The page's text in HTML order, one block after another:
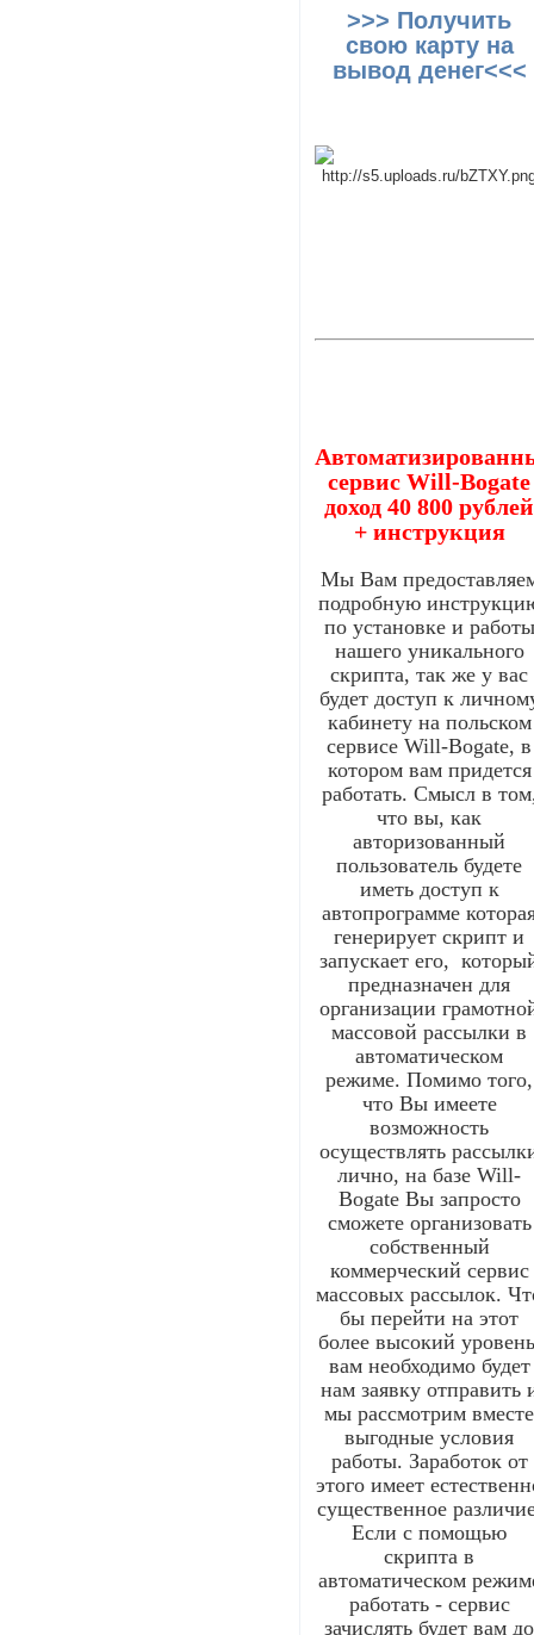
>>> Получить
свою карту на
вывод денег<<<
сервис Will-Bogate
доход 40 800 рублей
+ инструкция
Мы Вам
подробную
по установке и работы
нашего уникального
скрипта, так же у вас
будет доступ к
кабинету на польском
сервисе Will-Bogate, в
котором вам придется
работать. Смысл в
что вы, как
авторизованный
пользователь будете
иметь доступ к
автопрограмме
генерирует скрипт и
запускает его,
предназначен для
организации
массовой рассылки в
автоматическом
режиме. Помимо того,
что Вы имеете
возможность
осуществлять
лично, на базе Will-
Bogate Вы запросто
сможете организовать
собственный
коммерческий сервис
массовых рассылок.
бы перейти на этот
более высокий
вам необходимо будет
нам заявку отправить
мы рассмотрим вместе
выгодные условия
работы. Заработок от
этого имеет
существенное
Если с помощью
скрипта в
автоматическом
работать - сервис
зачислять будет вам до